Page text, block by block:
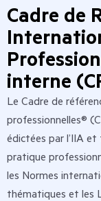
Cadre de
interne
Le Cadre de
professionnelles®
édictées par l’IIA
pratique
les Normes
thématiques et les